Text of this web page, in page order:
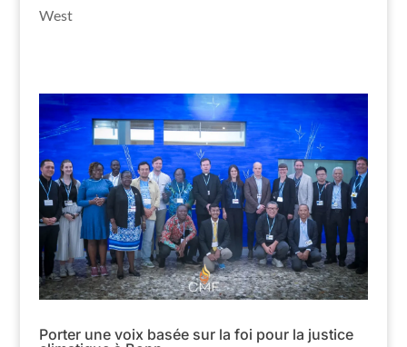
West
Porter une voix basée sur la foi pour la justice